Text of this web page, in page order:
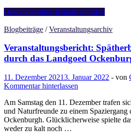
Eine
durch
Zuiderpark
Den kompletten Beitrag aufrufen
Blogbeiträge /Veranstaltungsarchiv
Veranstaltungsbericht:
durch das Landgoed
11. Dezember 20213. Januar 2022 - von
Kommentar hinterlassen
Am Samstag den 11. Dezember trafen
und Naturfreunde zu einem Spaziergang
Ockenburgh. Glücklicherweise spielte
weder zu kalt noch …